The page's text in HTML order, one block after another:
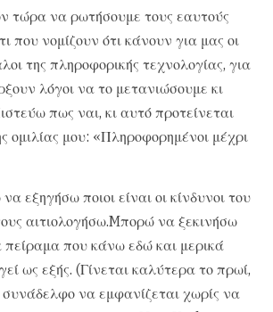
τώρα να ρωτήσουμε τους εαυτούς
που νομίζουν ότι κάνουν για μας οι
της πληροφορικής τεχνολογίας, για
λόγοι να το μετανιώσουμε κι
πως ναι, κι αυτό προτείνεται
ομιλίας μου: «Πληροφορημένοι μέχρι
εξηγήσω ποιοι είναι οι κίνδυνοι του
αιτιολογήσω.Mπορώ να ξεκινήσω
πείραμα που κάνω εδώ και μερικά
ως εξής. (Γίνεται καλύτερα το πρωί,
να εμφανίζεται χωρίς να